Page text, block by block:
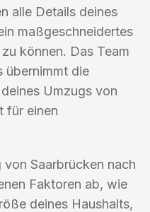
alle Details deines
maßgeschneidertes
können. Das Team
übernimmt die
Umzugs von
für einen
Saarbrücken nach
Faktoren ab, wie
deines Haushalts,